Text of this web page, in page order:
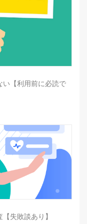
い【利用前に必読で
失敗談あり】